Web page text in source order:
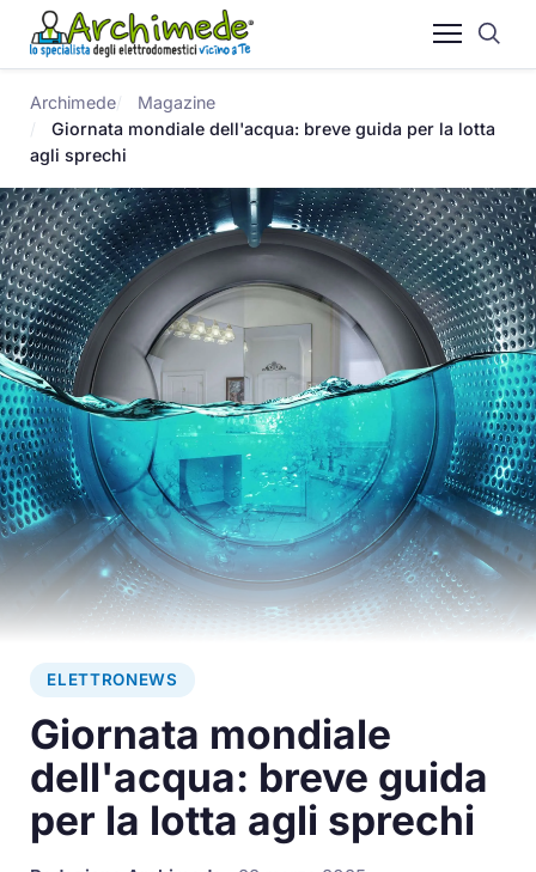
Archimede
Magazine
Giornata mondiale dell'acqua: breve guida per la lotta
agli sprechi
ELETTRONEWS
Giornata mondiale
dell'acqua: breve guida
per la lotta agli sprechi